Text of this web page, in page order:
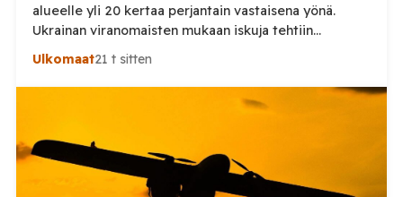
alueelle yli 20 kertaa perjantain vastaisena yönä.
Ukrainan viranomaisten mukaan iskuja tehtiin
drooneilla ja tykistöllä viidelle eri alueelle.
alueellisen sotilashallinnon johtaja Oleksandr Hanzha
kertoi perjantaiaamuna 7. elokuuta julkaisemassaan
hyökkäsivät yön aikana yli 20 kertaa viidelle alueelle.
Nikopolin alueella iskuja kohdistui Nikopolin
kaupunkiin sekä […]
Ulkomaat21 t sitten